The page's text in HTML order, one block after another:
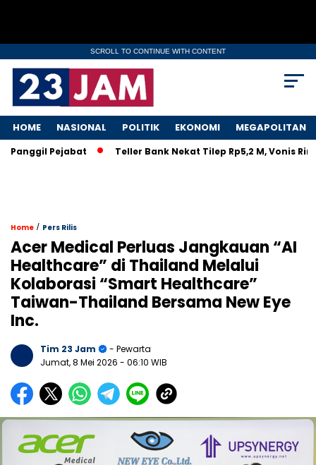
SCROLL TO CONTINUE WITH CONTENT
HOME NASIONAL POLITIK EKONOMI MEGAPOLITAN
Pejabat Teller Bank Nekat Tilep Rp5,2 M, Vonis
Home / Pers Rilis
Acer Medical Perluas Jangkauan “AI
Healthcare” di Thailand Melalui
Kolaborasi “Smart Healthcare”
Taiwan-Thailand Bersama New Eye
Inc.
Tim 23 Jam
- Pewarta
Jumat, 8 Mei 2026 - 06:10 WIB